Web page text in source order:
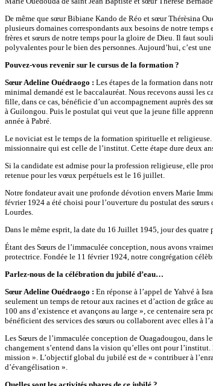
De même que sœur Bibiane Kando de Réo et sœur Thérèsina
plusieurs domaines correspondants aux besoins de notre
frères et sœurs de notre temps pour la gloire de Dieu. Il faut
polyvalentes pour le bien des personnes. Aujourd’hui, c’est
Pouvez-vous revenir sur le cursus de la formation ?
Sœur Adeline Ouédraogo : Les étapes de la formation dans
minimal demandé est le baccalauréat. Nous recevons aussi
fille, dans ce cas, bénéficie d’un accompagnement auprès
à Guilongou. Puis le postulat qui veut que la jeune fille
année à Pabré.
Le noviciat est le temps de la formation spirituelle et religieuse.
missionnaire qui est celle de l’institut. Cette étape dure deux
Si la candidate est admise pour la profession religieuse, elle
retenue pour les vœux perpétuels est le 16 juillet.
Notre fondateur avait une profonde dévotion envers Marie
février 1924 a été choisi pour l’ouverture du postulat des
Lourdes.
Dans le même esprit, la date du 16 Juillet 1945, jour des
Étant des Sœurs de l’immaculée conception, nous avons
protectrice. Fondée le 11 février 1924, notre congrégation
Parlez-nous de la célébration du jubilé d’eau…
Sœur Adeline Ouédraogo : En réponse à l’appel de Yahvé à
seulement un temps de retour aux racines et d’action de
100 ans d’existence et avançons au large », ce centenaire
bénéficient des services des sœurs ou collaborent avec elles à
Les Sœurs de l’immaculée conception de Ouagadougou, dans
changement s’entend dans la vision qu’elles ont pour
mission ». L’objectif global du jubilé est de « contribuer à
d’évangélisation ».